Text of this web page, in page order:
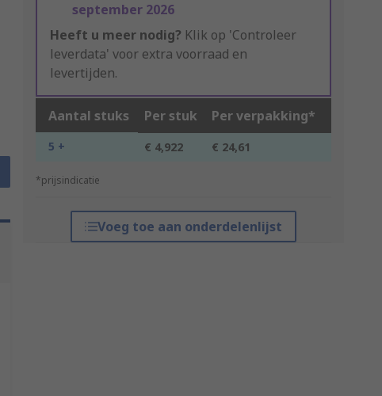
september 2026
Heeft u meer nodig? Klik op 'Controleer
leverdata' voor extra voorraad en
levertijden.
Aantal stuks Per stuk Per verpakking*
5 + € 4,922 € 24,61
*prijsindicatie
Voeg toe aan onderdelenlijst